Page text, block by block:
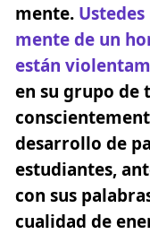
mente.
mente de un
están
en su grupo de
desarrollo de
estudiantes,
con sus
cualidad de